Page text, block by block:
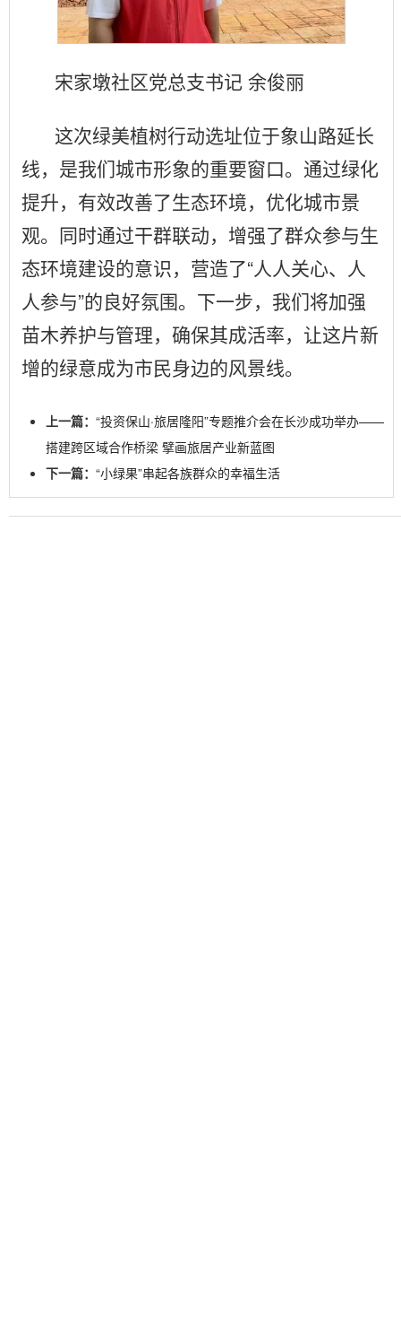
宋家墩社区党总支书记 余俊丽
这次绿美植树行动选址位于象山路延长
线，是我们城市形象的重要窗口。通过绿化
提升，有效改善了生态环境，优化城市景
观。同时通过干群联动，增强了群众参与生
态环境建设的意识，营造了“人人关心、人
人参与”的良好氛围。下一步，我们将加强
苗木养护与管理，确保其成活率，让这片新
增的绿意成为市民身边的风景线。
上一篇： “投资保山·旅居隆阳”专题推介会在长沙成功举办——
搭建跨区域合作桥梁 擘画旅居产业新蓝图
下一篇： “小绿果”串起各族群众的幸福生活